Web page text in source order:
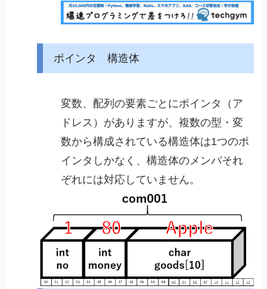
ポインタ 構造体
変数、配列の要素ごとにポインタ（ア
ドレス）がありますが、複数の型・変
数から構成されている構造体は1つのポ
インタしかなく、構造体のメンバそれ
ぞれには対応していません。